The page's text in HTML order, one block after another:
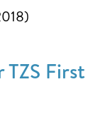
First